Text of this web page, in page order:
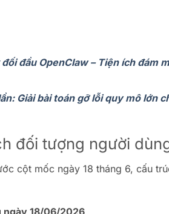
đầu OpenClaw – Tiện ích đám
Giải bài toán gỡ lỗi quy mô lớn
đối tượng người
cột mốc ngày 18 tháng 6, cấu
ngày 18/06/2026